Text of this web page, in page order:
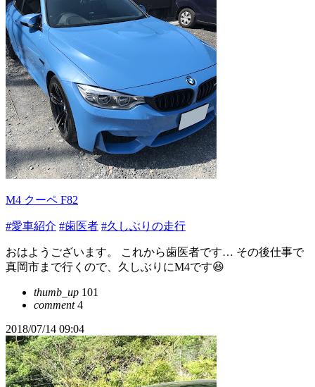
M4 クーペ F82
#愛車紹介 #歯医者 #久しぶりの走行
おはようございます。 これから歯医者です… その後仕事で
真岡市まで行くので、久しぶりにM4です😆
thumb_up 101
comment4
2018/07/14 09:04